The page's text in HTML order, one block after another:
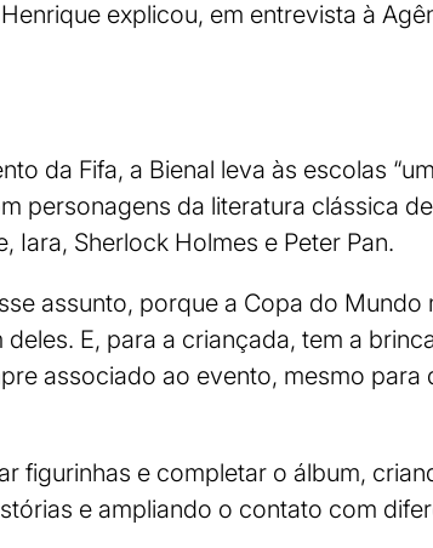
explicou, em entrevista à
da Fifa, a Bienal leva às escolas
personagens da literatura clássica
Iara, Sherlock Holmes e Peter Pan.
assunto, porque a Copa do Mundo
deles. E, para a criançada, tem a
associado ao evento, mesmo para
figurinhas e completar o álbum,
e ampliando o contato com